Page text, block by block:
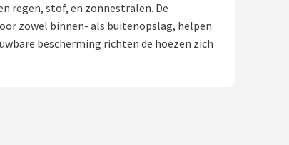
regen, stof, en zonnestralen. De
zowel binnen- als buitenopslag, helpen
bescherming richten de hoezen zich